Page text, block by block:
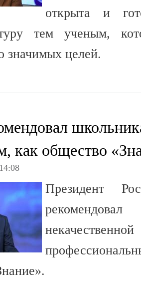
открыта и
тем ученым,
значимых целей.
как общество
Президент